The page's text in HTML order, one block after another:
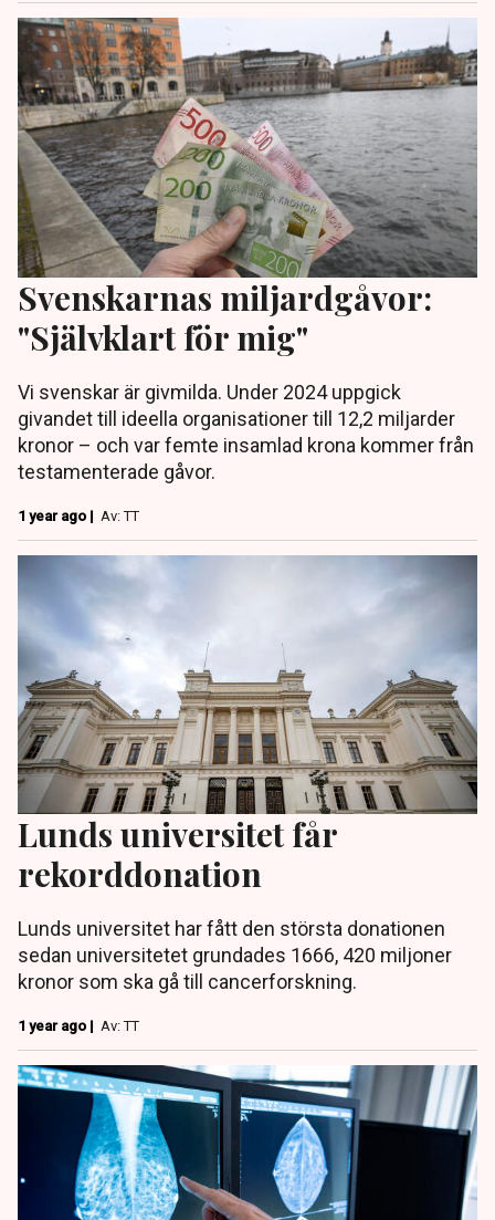
Svenskarnas miljardgåvor:
"Självklart för mig"
Vi svenskar är givmilda. Under 2024 uppgick
givandet till ideella organisationer till 12,2 miljarder
kronor – och var femte insamlad krona kommer från
testamenterade gåvor.
1 year ago | Av: TT
Lunds universitet får
rekorddonation
Lunds universitet har fått den största donationen
sedan universitetet grundades 1666, 420 miljoner
kronor som ska gå till cancerforskning.
1 year ago | Av: TT